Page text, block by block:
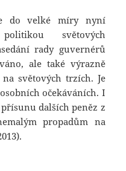
do velké míry nyní
světových
rady guvernérů
ale také výrazně
světových trzích. Je
očekáváních. I
dalších peněz z
propadům na